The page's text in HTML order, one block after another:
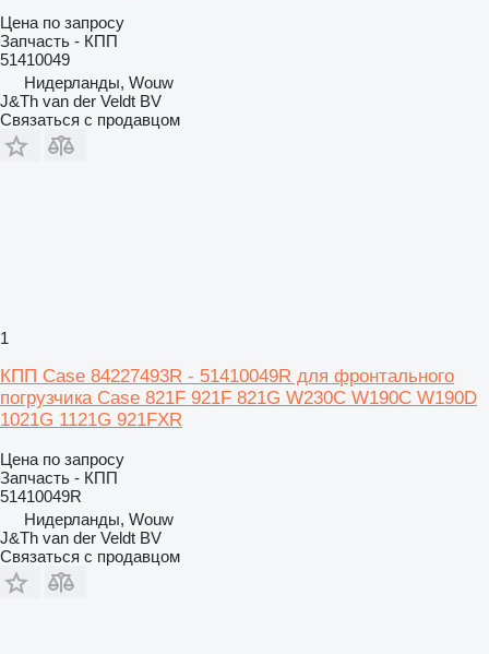
Цена по запросу
Запчасть - КПП
51410049
Нидерланды, Wouw
J&Th van der Veldt BV
Связаться с продавцом
1
КПП Case 84227493R - 51410049R для фронтального
погрузчика Case 821F 921F 821G W230C W190C W190D
1021G 1121G 921FXR
Цена по запросу
Запчасть - КПП
51410049R
Нидерланды, Wouw
J&Th van der Veldt BV
Связаться с продавцом